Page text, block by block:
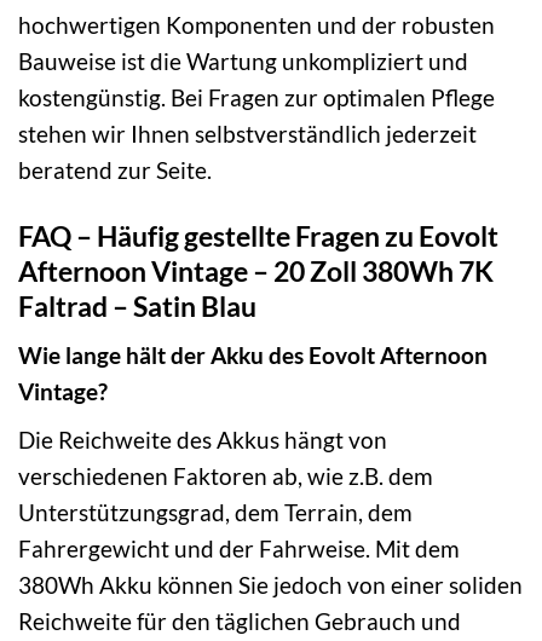
hochwertigen Komponenten und der robusten
Bauweise ist die Wartung unkompliziert und
kostengünstig. Bei Fragen zur optimalen Pflege
stehen wir Ihnen selbstverständlich jederzeit
beratend zur Seite.
FAQ – Häufig gestellte Fragen zu Eovolt
Afternoon Vintage – 20 Zoll 380Wh 7K
Faltrad – Satin Blau
Wie lange hält der Akku des Eovolt Afternoon
Vintage?
Die Reichweite des Akkus hängt von
verschiedenen Faktoren ab, wie z.B. dem
Unterstützungsgrad, dem Terrain, dem
Fahrergewicht und der Fahrweise. Mit dem
380Wh Akku können Sie jedoch von einer soliden
Reichweite für den täglichen Gebrauch und